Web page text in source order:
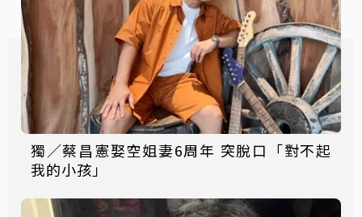
獨／蔡昌憲娶空姐妻6周年 突脫口「對不起
我的小孩」